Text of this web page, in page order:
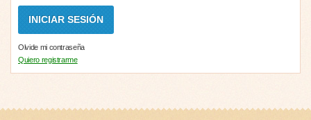
Olvide mi contraseña
Quiero registrarme